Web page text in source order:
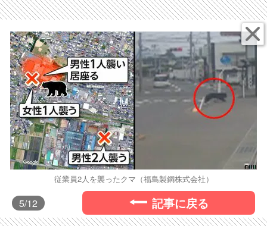
従業員2人を襲ったクマ（福島製鋼株式会社）
5/12 記事に戻る